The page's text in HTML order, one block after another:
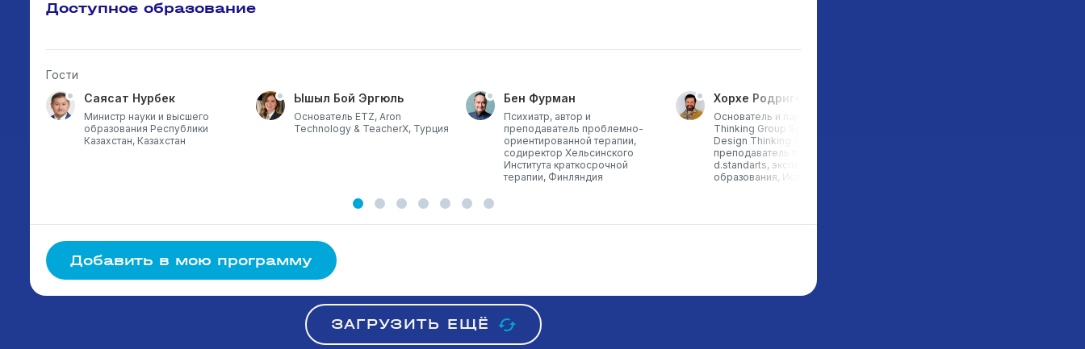
Доступное образование
Гости
Саясат Нурбек
Министр науки и высшего
образования Республики
Казахстан, Казахстан
Ышыл Бой Эргюль
Основатель ETZ, Aron
Technology & TeacherX, Турция
Бен Фурман
Психиатр, автор и
преподаватель проблемно-
ориентированной терапии,
содиректор Хельсинского
Института краткосрочной
терапии, Финляндия
Хорхе Родригеc
Основатель и партнер Design
Thinking Group Spain, эксперт
Design Thinking Center, Asia,
преподаватель программы
d.standarts, эксперт в области
образования, Испания
Добавить в мою программу
ЗАГРУЗИТЬ ЕЩЁ